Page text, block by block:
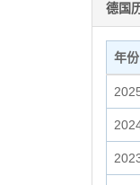
德国
年份